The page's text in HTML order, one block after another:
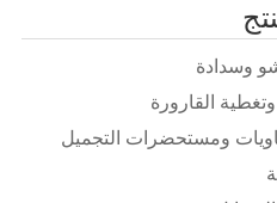
وسدادة
وتغطية القارورة
ومستحضرات التجميل